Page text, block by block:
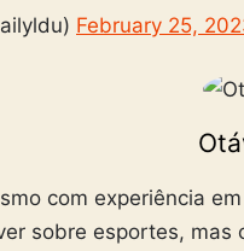
February 25,
com experiência
sobre esportes,